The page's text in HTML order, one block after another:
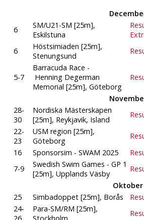
6
SM/U21-SM [25m],
Eskilstuna
6
Höstsimiaden [25m],
Stenungsund
5-7
Barracuda Race -
Henning Degerman
Memorial [25m], Göteborg
28-
30
Nordiska Mästerskapen
[25m], Reykjavik, Island
22-
23
USM region [25m],
Göteborg
16
Sponsorsim - SWAM 2025
7-9
Swedish Swim Games - GP 1
[25m], Upplands Väsby
Oktober
25
Simbadoppet [25m], Borås
24-
Para-SM/RM [25m],